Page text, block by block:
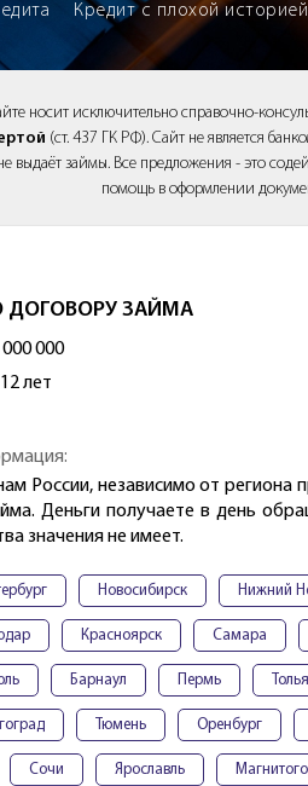
Кредит с плохой историей
носит исключительно справочно-
(ст. 437 ГК РФ). Сайт не является
выдаёт займы. Все предложения - это
помощь в оформлении
ДОГОВОРУ ЗАЙМА
000
лет
России, независимо от
Деньги получаете в день
значения не имеет.
Новосибирск Нижний
Красноярск Самара
Барнаул Пермь
Тюмень Оренбург
Сочи Ярославль